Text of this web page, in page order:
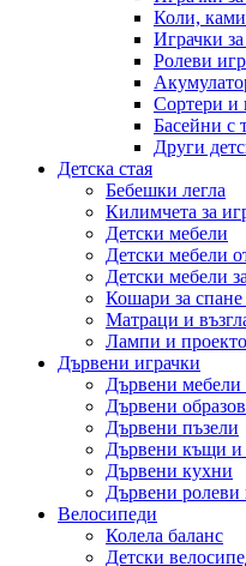
Коли,
Играчки
Ролеви
Сортери и
Басейни с
Други
Детска стая
Бебешки легла
Килимчета за
Детски мебели
Детски мебели
Детски мебели
Кошари за спане
Матраци и
Лампи и
Дървени играчки
Дървени мебели
Дървени
Дървени пъзели
Дървени къщи и
Дървени кухни
Дървени ролеви
Велосипеди
Колела баланс
Детски